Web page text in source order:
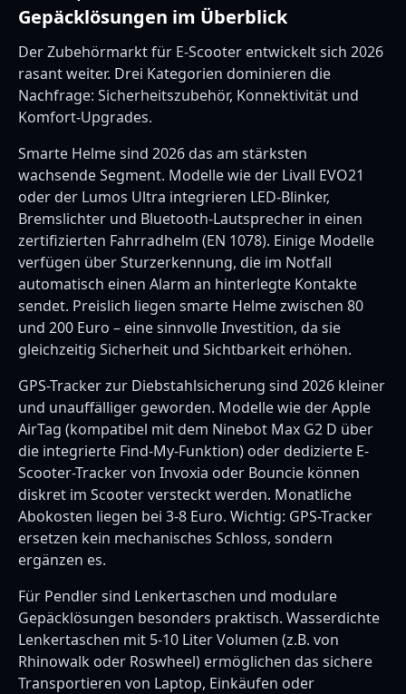
Gepäcklösungen im Überblick
Der Zubehörmarkt für E-Scooter entwickelt sich 2026
rasant weiter. Drei Kategorien dominieren die
Nachfrage: Sicherheitszubehör, Konnektivität und
Komfort-Upgrades.
Smarte Helme sind 2026 das am stärksten
wachsende Segment. Modelle wie der Livall EVO21
oder der Lumos Ultra integrieren LED-Blinker,
Bremslichter und Bluetooth-Lautsprecher in einen
zertifizierten Fahrradhelm (EN 1078). Einige Modelle
verfügen über Sturzerkennung, die im Notfall
automatisch einen Alarm an hinterlegte Kontakte
sendet. Preislich liegen smarte Helme zwischen 80
und 200 Euro – eine sinnvolle Investition, da sie
gleichzeitig Sicherheit und Sichtbarkeit erhöhen.
GPS-Tracker zur Diebstahlsicherung sind 2026 kleiner
und unauffälliger geworden. Modelle wie der Apple
AirTag (kompatibel mit dem Ninebot Max G2 D über
die integrierte Find-My-Funktion) oder dedizierte E-
Scooter-Tracker von Invoxia oder Bouncie können
diskret im Scooter versteckt werden. Monatliche
Abokosten liegen bei 3-8 Euro. Wichtig: GPS-Tracker
ersetzen kein mechanisches Schloss, sondern
ergänzen es.
Für Pendler sind Lenkertaschen und modulare
Gepäcklösungen besonders praktisch. Wasserdichte
Lenkertaschen mit 5-10 Liter Volumen (z.B. von
Rhinowalk oder Roswheel) ermöglichen das sichere
Transportieren von Laptop, Einkäufen oder